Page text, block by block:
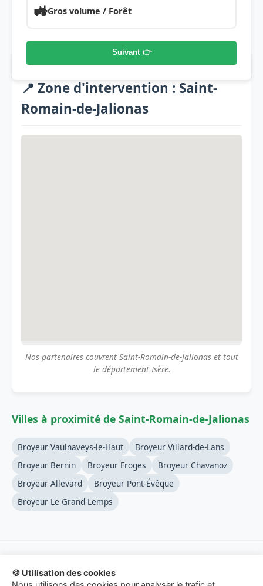
🚜Gros volume / Forêt
Suivant 👉
📍 Zone d'intervention : Saint-
Romain-de-Jalionas
Nos partenaires couvrent Saint-Romain-de-Jalionas et tout
le département Isère.
Villes à proximité de Saint-Romain-de-Jalionas
Broyeur Vaulnaveys-le-Haut
Broyeur Villard-de-Lans
Broyeur Bernin
Broyeur Froges
Broyeur Chavanoz
Broyeur Allevard
Broyeur Pont-Évêque
Broyeur Le Grand-Lemps
© 2026 Location-Broyeur-Branches.fr - Service de mise en
🍪 Utilisation des cookies